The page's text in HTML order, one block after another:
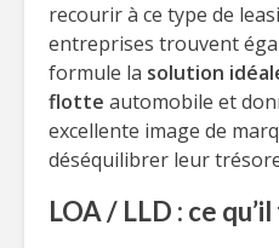
recourir à ce type de
entreprises trouvent
formule la solution
flotte automobile et
excellente image de
déséquilibrer leur
LOA / LLD : ce